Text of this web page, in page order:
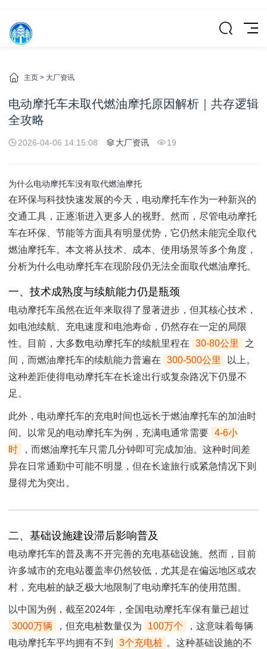
主页 > 大厂资讯
电动摩托车未取代燃油摩托原因解析｜共存逻辑
全攻略
2026-04-06 14:15:08 大厂资讯 19
为什么电动摩托车没有取代燃油摩托
在环保与科技快速发展的今天，电动摩托车作为一种新兴的
交通工具，正逐渐进入更多人的视野。然而，尽管电动摩托
车在环保、节能等方面具有明显优势，它仍然未能完全取代
燃油摩托车。本文将从技术、成本、使用场景等多个角度，
分析为什么电动摩托车在现阶段仍无法全面取代燃油摩托。
一、技术成熟度与续航能力仍是瓶颈
电动摩托车虽然在近年来取得了显著进步，但其核心技术，
如电池续航、充电速度和电池寿命，仍然存在一定的局限
性。目前，大多数电动摩托车的续航里程在
30-80公里
之
间，而燃油摩托车的续航能力普遍在
300-500公里
以上。
这种差距使得电动摩托车在长途出行或复杂路况下仍显不
足。
此外，电动摩托车的充电时间也远长于燃油摩托车的加油时
间。以常见的电动摩托车为例，充满电通常需要 4-6小
时
，而燃油摩托车只需几分钟即可完成加油。这种时间差
异在日常通勤中可能不明显，但在长途旅行或紧急情况下则
显得尤为突出。
二、基础设施建设滞后影响普及
电动摩托车的普及离不开完善的充电基础设施。然而，目前
许多城市的充电站覆盖率仍然较低，尤其是在偏远地区或农
村，充电桩的缺乏极大地限制了电动摩托车的使用范围。
以中国为例，截至2024年，全国电动摩托车保有量已超过
3000万辆
，但充电桩数量仅为 100万个
，这意味着每辆
电动摩托车平均拥有不到
3个充电桩 。这种基础设施的不